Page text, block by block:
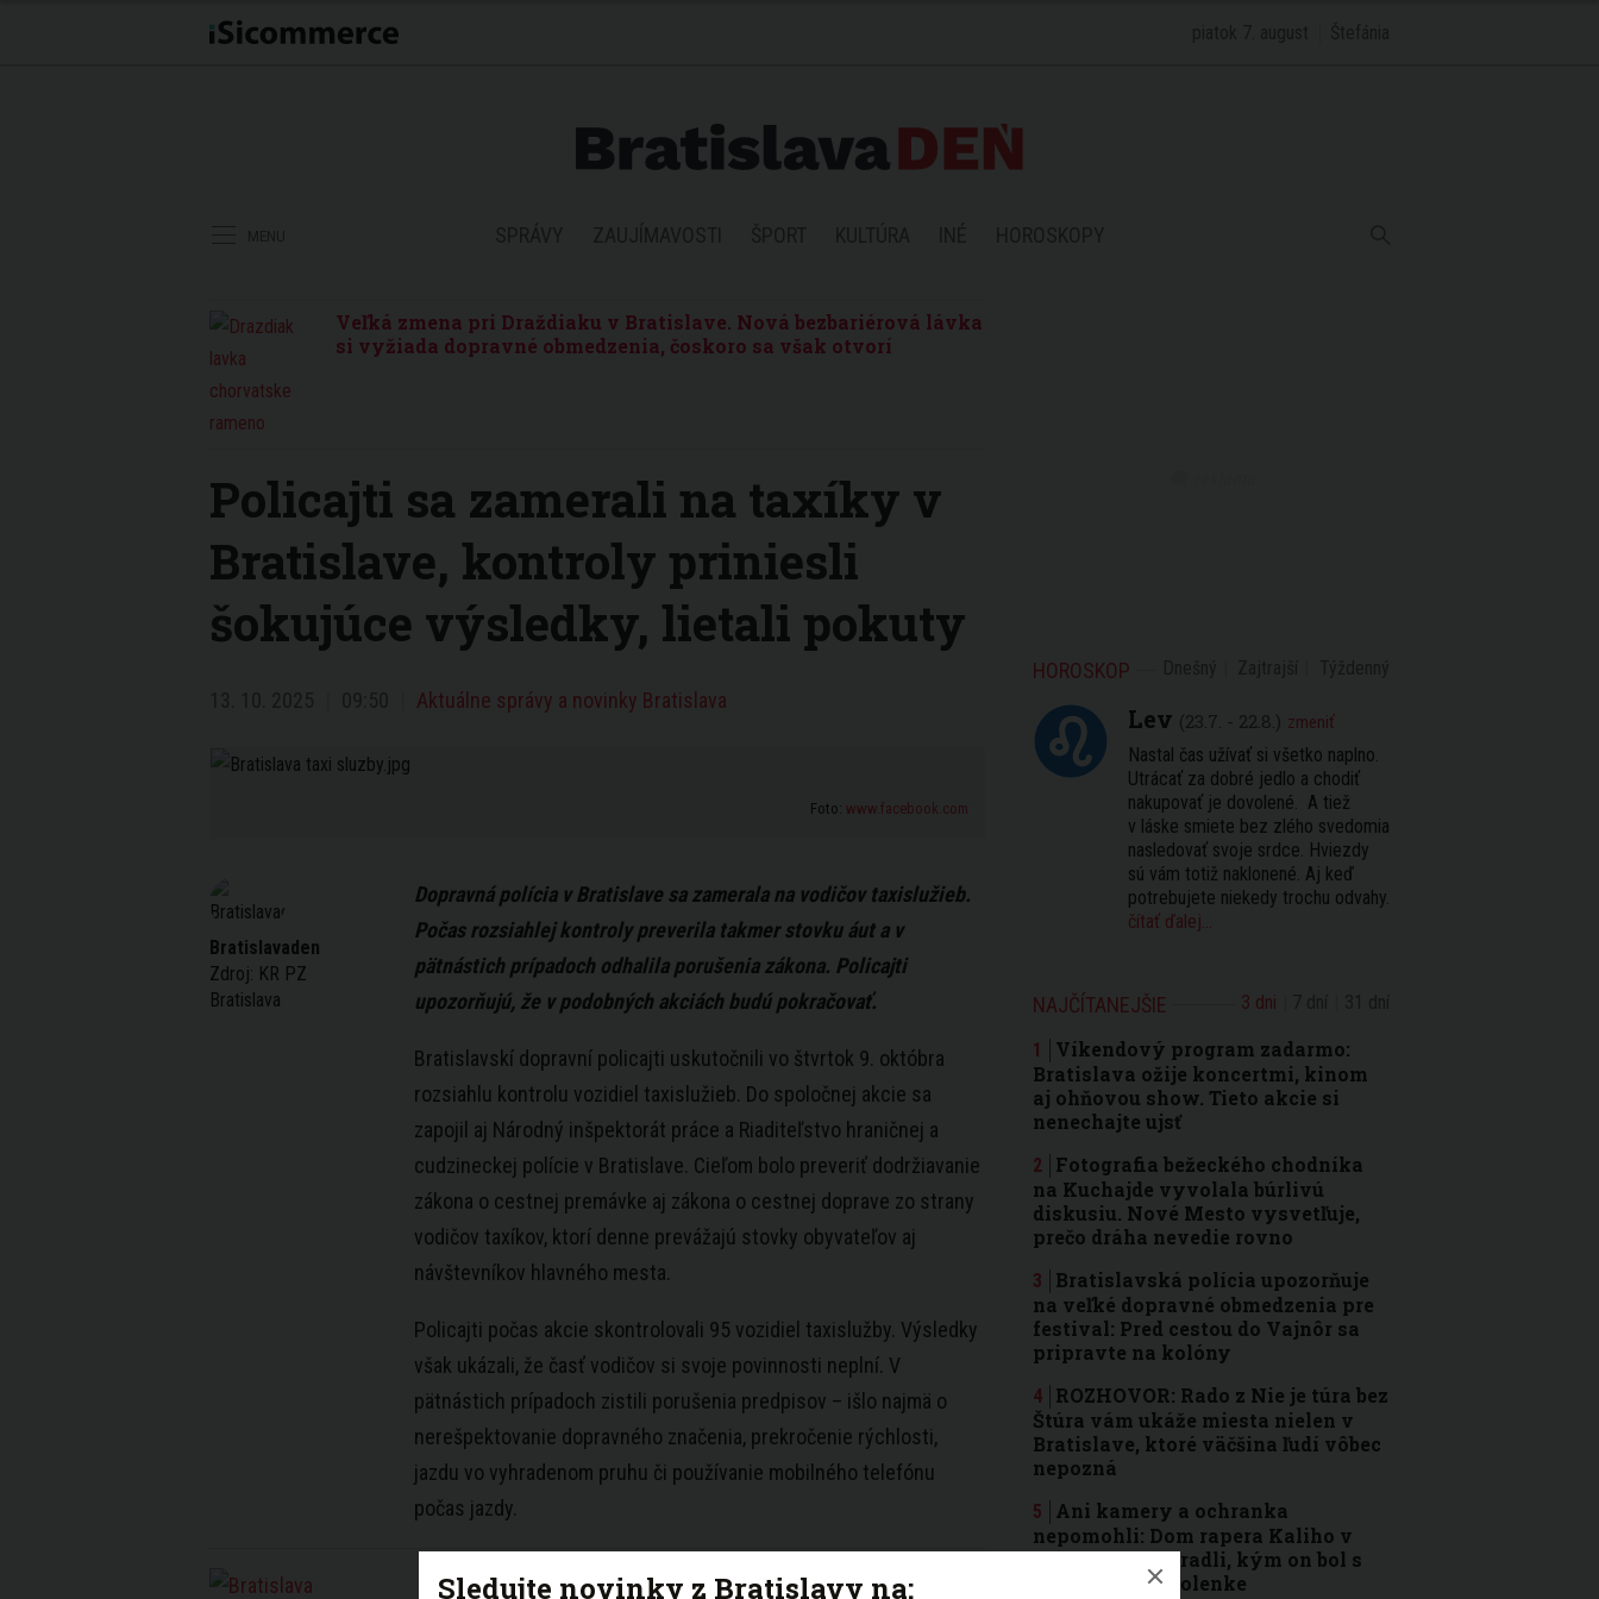
Veľká zmena pri Draždiaku v Bratislave. Nová bezbariérová lávka
si vyžiada dopravné obmedzenia, čoskoro sa však otvorí
Policajti sa zamerali na taxíky v
Bratislave, kontroly priniesli
šokujúce výsledky, lietali pokuty
Aktuálne správy a novinky Bratislava
Foto: www.facebook.com
Bratislavaden
Zdroj: KR PZ
Bratislava
Dopravná polícia v Bratislave sa zamerala na vodičov taxislužieb.
Počas rozsiahlej kontroly preverila takmer stovku áut a v
pätnástich prípadoch odhalila porušenia zákona. Policajti
upozorňujú, že v podobných akciách budú pokračovať.
Bratislavskí dopravní policajti uskutočnili vo štvrtok 9. októbra
rozsiahlu kontrolu vozidiel taxislužieb. Do spoločnej akcie sa
zapojil aj Národný inšpektorát práce a Riaditeľstvo hraničnej a
cudzineckej polície v Bratislave. Cieľom bolo preveriť dodržiavanie
zákona o cestnej premávke aj zákona o cestnej doprave zo strany
vodičov taxíkov, ktorí denne prevážajú stovky obyvateľov aj
návštevníkov hlavného mesta.
Policajti počas akcie skontrolovali 95 vozidiel taxislužby. Výsledky
však ukázali, že časť vodičov si svoje povinnosti neplní. V
pätnástich prípadoch zistili porušenia predpisov – išlo najmä o
nerešpektovanie dopravného značenia, prekročenie rýchlosti,
jazdu vo vyhradenom pruhu či používanie mobilného telefónu
počas jazdy.
HOROSKOP
Lev (23.7. - 22.8.) zmeniť
Nastal čas užívať si všetko naplno.
Utrácať za dobré jedlo a chodiť
nakupovať je dovolené. A tiež
v láske smiete bez zlého svedomia
nasledovať svoje srdce. Hviezdy
sú vám totiž naklonené. Aj keď
potrebujete niekedy trochu odvahy.
čítať ďalej...
NAJČÍTANEJŠIE 3 dni
Víkendový program zadarmo:
Bratislava ožije koncertmi, kinom
aj ohňovou show. Tieto akcie si
nenechajte ujsť
Fotografia bežeckého chodníka
na Kuchajde vyvolala búrlivú
diskusiu. Nové Mesto vysvetľuje,
prečo dráha nevedie rovno
Bratislavská polícia upozorňuje
na veľké dopravné obmedzenia pre
festival: Pred cestou do Vajnôr sa
pripravte na kolóny
ROZHOVOR: Rado z Nie je túra bez
Štúra vám ukáže miesta nielen v
Bratislave, ktoré väčšina ľudí vôbec
nepozná
Ani kamery a ochranka
nepomohli: Dom rapera Kaliho v
Bratislave vykradli, kým on bol s
rodinou na dovolenke
Sledujte novinky z Bratislavy na: